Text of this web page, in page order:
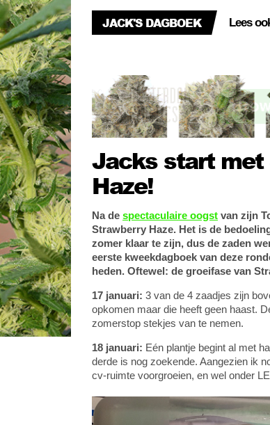
JACK'S DAGBOEK Lees
Jacks start met
Haze!
Na de spectaculaire oogst van zijn
Strawberry Haze. Het is de
zomer klaar te zijn, dus de zaden
eerste kweekdagboek van deze
heden. Oftewel: de groeifase van
17 januari: 3 van de 4 zaadjes zijn
opkomen maar die heeft geen haast.
zomerstop stekjes van te nemen.
18 januari: Eén plantje begint al met
derde is nog zoekende. Aangezien ik
cv-ruimte voorgroeien, en wel onder